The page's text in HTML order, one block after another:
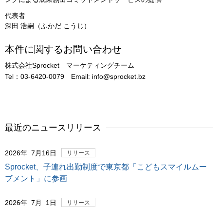
代表者
深田 浩嗣（ふかだ こうじ）
本件に関するお問い合わせ
株式会社Sprocket マーケティングチーム
Tel：03-6420-0079 Email: info@sprocket.bz
最近のニュースリリース
2026年 7月16日 リリース
Sprocket、子連れ出勤制度で東京都「こどもスマイルムー
ブメント」に参画
2026年 7月 1日 リリース